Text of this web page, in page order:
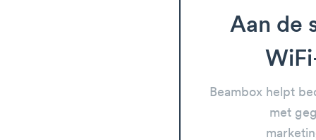
Aan de
Beambox helpt
met